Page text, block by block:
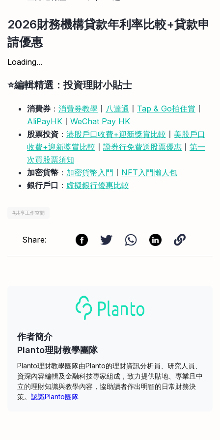
2026財務機構貸款年利率比較+貸款申
請優惠
Loading...
⭐️編輯精選：投資理財小貼士
消費券 ： 消費券教學 〡 八達通 〡 Tap & Go拍住賞 〡
AliPayHK 〡 WeChat Pay HK
股票投資 ： 港股戶口收費+迎新獎賞比較 〡 美股戶口
收費+迎新獎賞比較 〡 證券行免費送股票優惠 〡 第一
次買股票須知
加密貨幣 ： 加密貨幣入門 〡 NFT入門懶人包
銀行戶口 ： 虛擬銀行優惠比較
#共享工作空間
Share:
作者簡介
Planto理財教學團隊
Planto理財教學團隊由Planto的理財資訊分析員、研究人員、
資深內容編輯及金融科技專家組成，致力提供貼地、專業且中
立的理財知識與教學內容，協助讀者作出明智的日常財務決
策。 認識Planto團隊